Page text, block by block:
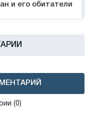
и его обитатели
(0)